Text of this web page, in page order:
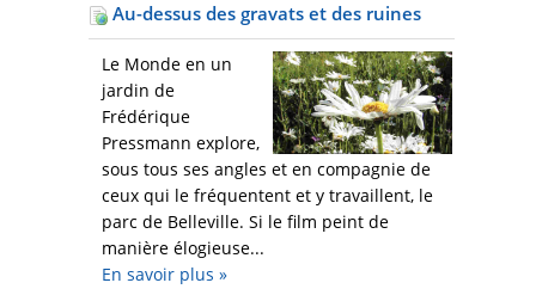
Au-dessus des gravats et des ruines
Le Monde en un
jardin de
Frédérique
Pressmann explore,
sous tous ses angles et en compagnie de
ceux qui le fréquentent et y travaillent, le
parc de Belleville. Si le film peint de
manière élogieuse...
En savoir plus »